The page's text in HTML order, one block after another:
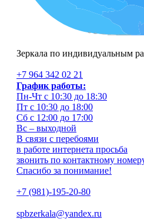
Зеркала по индивидуальным
+7 964 342 02 21
График работы:
Пн-Чт с 10:30 до 18:30
Пт с 10:30 до 18:00
Сб с 12:00 до 17:00
Вс – выходной
В связи с перебоями
в работе интернета просьба
звонить по контактному
Спасибо за понимание!
+7 (981)-195-20-80
spbzerkala@yandex.ru